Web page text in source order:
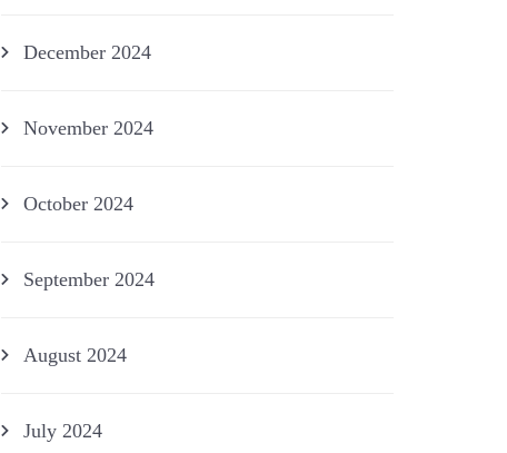
December 2024
November 2024
October 2024
September 2024
August 2024
July 2024